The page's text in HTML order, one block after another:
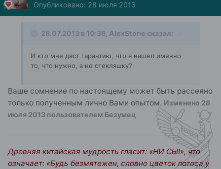
Опубликовано: 28 июля 2013
28.07.2013 в 10:36, AlexStone сказал:
И кто мне даст гарантию, что я нашел именно
то, что нужно, а не стекляшку?
Ваше сомнение по настоящему может быть рассеяно
только полученным лично Вами опытом. Изменено 28
июля 2013 пользователем Безумец
Древняя китайская мудрость гласит: «НИ СЫ!», что
означает: «Будь безмятежен, словно цветок лотоса у